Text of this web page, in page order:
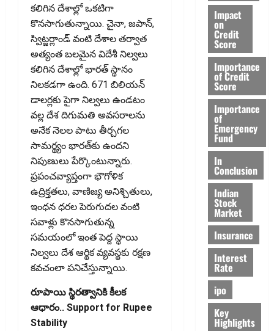
కలిగిన దేశాల్లో ఒకటిగా
కొనసాగుతున్నాయి. చైనా, జపాన్‌,
స్విట్జర్లాండ్‌ వంటి దేశాల తర్వాత
అత్యంత బలమైన విదేశీ నిల్వలు
కలిగిన దేశాల్లో భారత్‌ స్థానం
నిలకడగా ఉంది. 671 బిలియన్‌
డాలర్లకు పైగా నిల్వలు ఉండటం
వల్ల దేశ దిగుమతి అవసరాలను
అనేక నెలల పాటు తీర్చగల
సామర్థ్యం భారత్‌కు ఉందని
నిపుణులు పేర్కొంటున్నారు.
ప్రపంచవ్యాప్తంగా భౌగోళిక
ఉద్రిక్తతలు, వాణిజ్య అనిశ్చితులు,
ఇంధన ధరల పెరుగుదల వంటి
సవాళ్లు కొనసాగుతున్న
సమయంలో ఇంత పెద్ద స్థాయి
నిల్వలు దేశ ఆర్థిక వ్యవస్థకు రక్షణ
కవచంలా పనిచేస్తున్నాయి.
రూపాయి స్థిరత్వానికి కీలక
ఆధారం.. Support for Rupee
Stability
Impact
on
Credit
Score
Importance
of Credit
Score
Importance
of
Emergency
Fund
In
Conclusion
Indian
Stock
Market
Insurance
Interest
Rate
ipo
Key
Highlights